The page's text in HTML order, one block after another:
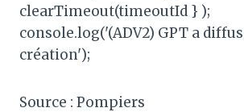
clearTimeout(timeoutId } );
console.log('(ADV2) GPT a
création');
Source : Pompiers